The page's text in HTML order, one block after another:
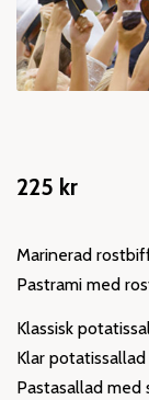
225 kr
Marinerad
Pastrami med
Klassisk
Klar
Pastasallad